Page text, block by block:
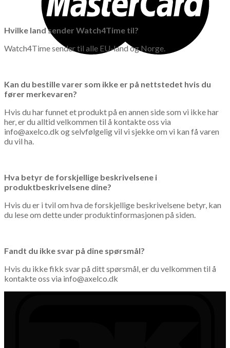
Hvilke land sender Watch4Time til?
Watch4Time sender til alle EU-land og Norge.
Kan du bestille varer som ikke er på nettstedet hvis du
fører merkevaren?
Hvis du har funnet et produkt på en annen side som vi ikke har
her, er du alltid velkommen til å kontakte oss via
info@axelco.dk og selvfølgelig vil vi sjekke om vi kan få varen
du vil ha.
Hva betyr de forskjellige beskrivelsene i
produktbeskrivelsene dine?
Hvis du er i tvil om hva de forskjellige beskrivelsene betyr, kan
du lese om dette under produktinformasjonen på siden.
Fandt du ikke svar på dine spørsmål?
Hvis du ikke fikk svar på ditt spørsmål, er du velkommen til å
kontakte oss via info@axelco.dk